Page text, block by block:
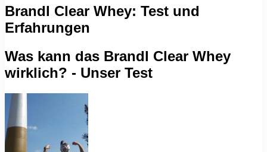
Brandl Clear Whey: Test und
Erfahrungen
Was kann das Brandl Clear Whey
wirklich? - Unser Test